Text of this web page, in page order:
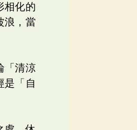
相化的
浪，當
「清涼
是「自